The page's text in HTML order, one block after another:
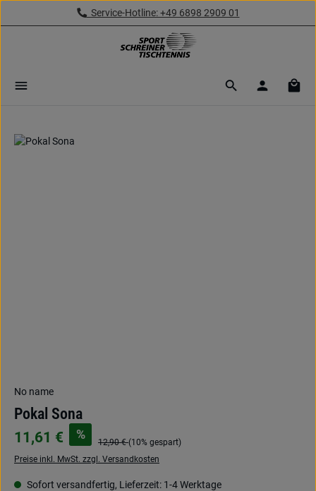
Zum Hauptinhalt springenService-Hotline: +49 6898 2909 01
Bildergalerie überspringen
No name
Pokal Sona
11,61 € %
12,90 €(10% gespart)
Preise inkl. MwSt. zzgl. Versandkosten
Sofort versandfertig, Lieferzeit: 1-4 Werktage